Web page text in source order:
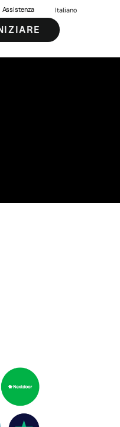
Assistenza Italiano